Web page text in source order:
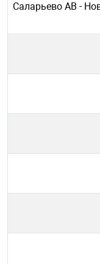
Саларьево АВ -